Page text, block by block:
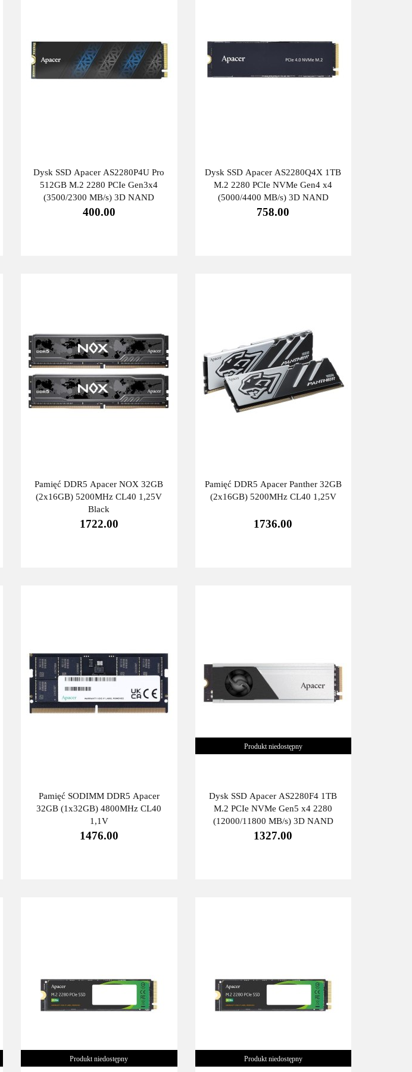
Dysk SSD Apacer AS2280P4U Pro
512GB M.2 2280 PCIe Gen3x4
(3500/2300 MB/s) 3D NAND
400.00
Dysk SSD Apacer AS2280Q4X 1TB
M.2 2280 PCIe NVMe Gen4 x4
(5000/4400 MB/s) 3D NAND
758.00
Pamięć DDR5 Apacer NOX 32GB
(2x16GB) 5200MHz CL40 1,25V
Black
1722.00
Pamięć DDR5 Apacer Panther 32GB
(2x16GB) 5200MHz CL40 1,25V
1736.00
Pamięć SODIMM DDR5 Apacer
32GB (1x32GB) 4800MHz CL40
1,1V
1476.00
Produkt niedostępny
Dysk SSD Apacer AS2280F4 1TB
M.2 PCIe NVMe Gen5 x4 2280
(12000/11800 MB/s) 3D NAND
1327.00
Produkt niedostępny Produkt niedostępny